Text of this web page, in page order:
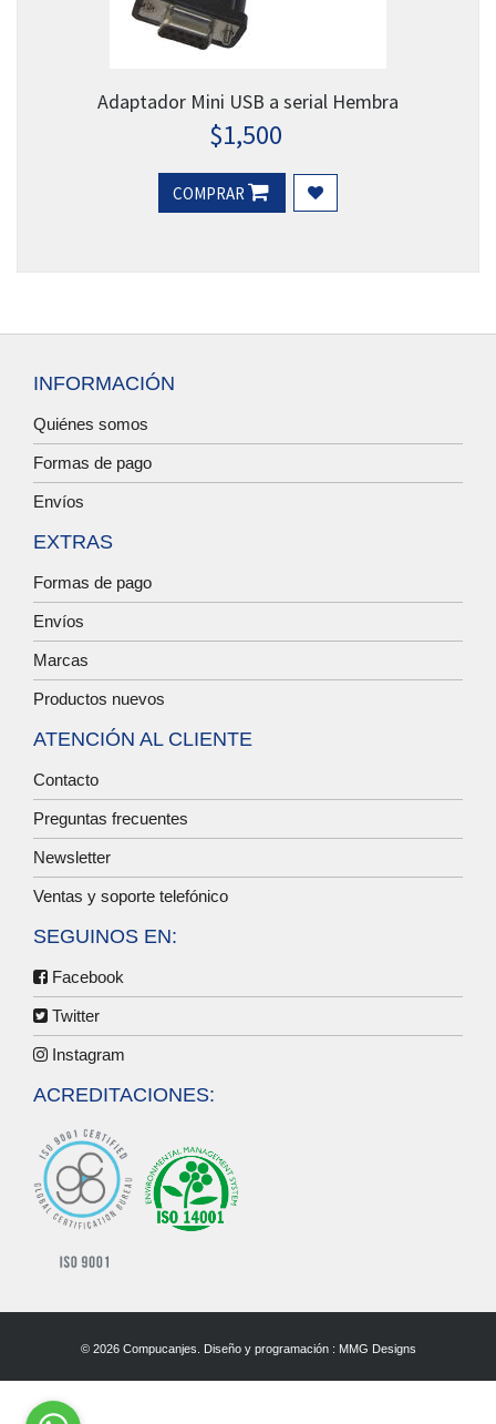
Adaptador Mini USB a serial Hembra
$1,500
COMPRAR
INFORMACIÓN
Quiénes somos
Formas de pago
Envíos
EXTRAS
Formas de pago
Envíos
Marcas
Productos nuevos
ATENCIÓN AL CLIENTE
Contacto
Preguntas frecuentes
Newsletter
Ventas y soporte telefónico
SEGUINOS EN:
Facebook
Twitter
Instagram
ACREDITACIONES:
© 2026 Compucanjes. Diseño y programación : MMG Designs